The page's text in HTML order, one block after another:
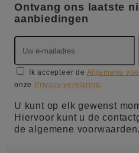
Ontvang ons laatste
aanbiedingen
Ik accepteer de Algemene
onze Privacy verklaring.
U kunt op elk gewenst
Hiervoor kunt u de
de algemene voorwaarden.